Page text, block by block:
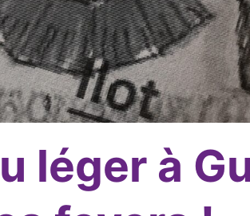
léger à